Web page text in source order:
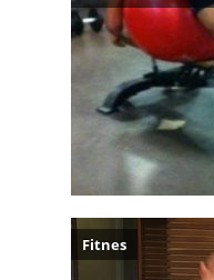
Fitnes